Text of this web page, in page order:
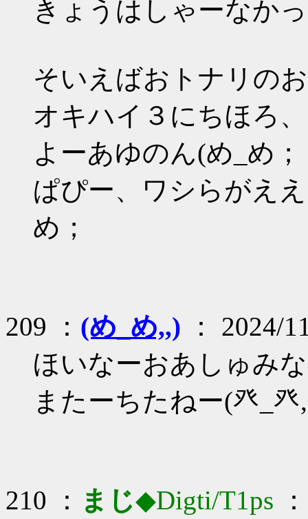
きょうはしゃーなか
そいえばおトナリの
オキハイ３にちほろ
よーあゆのん(め_め；
ぱぴー、ワシらがえ
め；
209 ： (め_め,,) ： 2024/
ほいなーおあしゅみ
またーちたねー(癶_癶
210 ： まじ◆Digti/T1ps